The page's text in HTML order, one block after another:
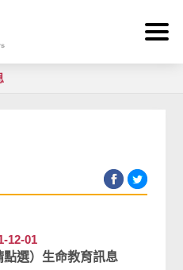
12-01
點選）生命教育訊息